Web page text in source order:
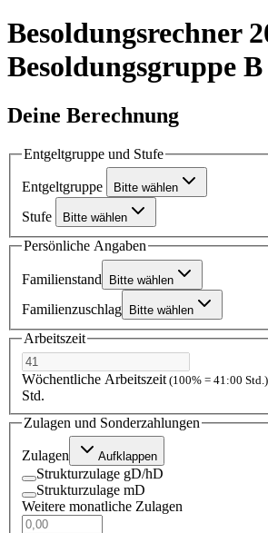
Besoldungsrechner
Besoldungsgruppe B
Deine Berechnung
Entgeltgruppe und Stufe
Entgeltgruppe Bitte wählen
Stufe Bitte wählen
Persönliche Angaben
Familienstand Bitte wählen
Familienzuschlag Bitte wählen
Arbeitszeit
Wöchentliche Arbeitszeit (100% = 41:00 Std.)
Std.
Zulagen und Sonderzahlungen
Zulagen Aufklappen
Strukturzulage gD/hD
Strukturzulage mD
Weitere monatliche Zulagen